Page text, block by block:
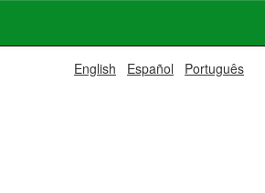
English Español Português